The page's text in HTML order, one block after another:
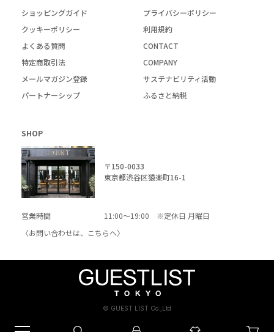
ショッピングガイド
プライバシーポリシー
クッキーポリシー
利用規約
よくある質問
CONTACT
特定商取引法
COMPANY
メールマガジン登録
サステナビリティ活動
パートナーシップ
ふるさと納税
SHOP
〒150-0033
東京都渋谷区猿楽町16-1
営業時間
11:00～19:00 ※定休日 月曜日
〈お問い合わせは、
こちらへ〉
© GUEST LIST Co.,Ltd